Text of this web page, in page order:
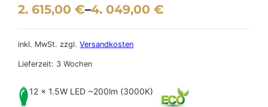
2. 615,00€–4. 049,00€
inkl. MwSt. zzgl.Versandkosten
Lieferzeit: 3 Wochen
12 x 1.5W LED ~200lm (3000K)